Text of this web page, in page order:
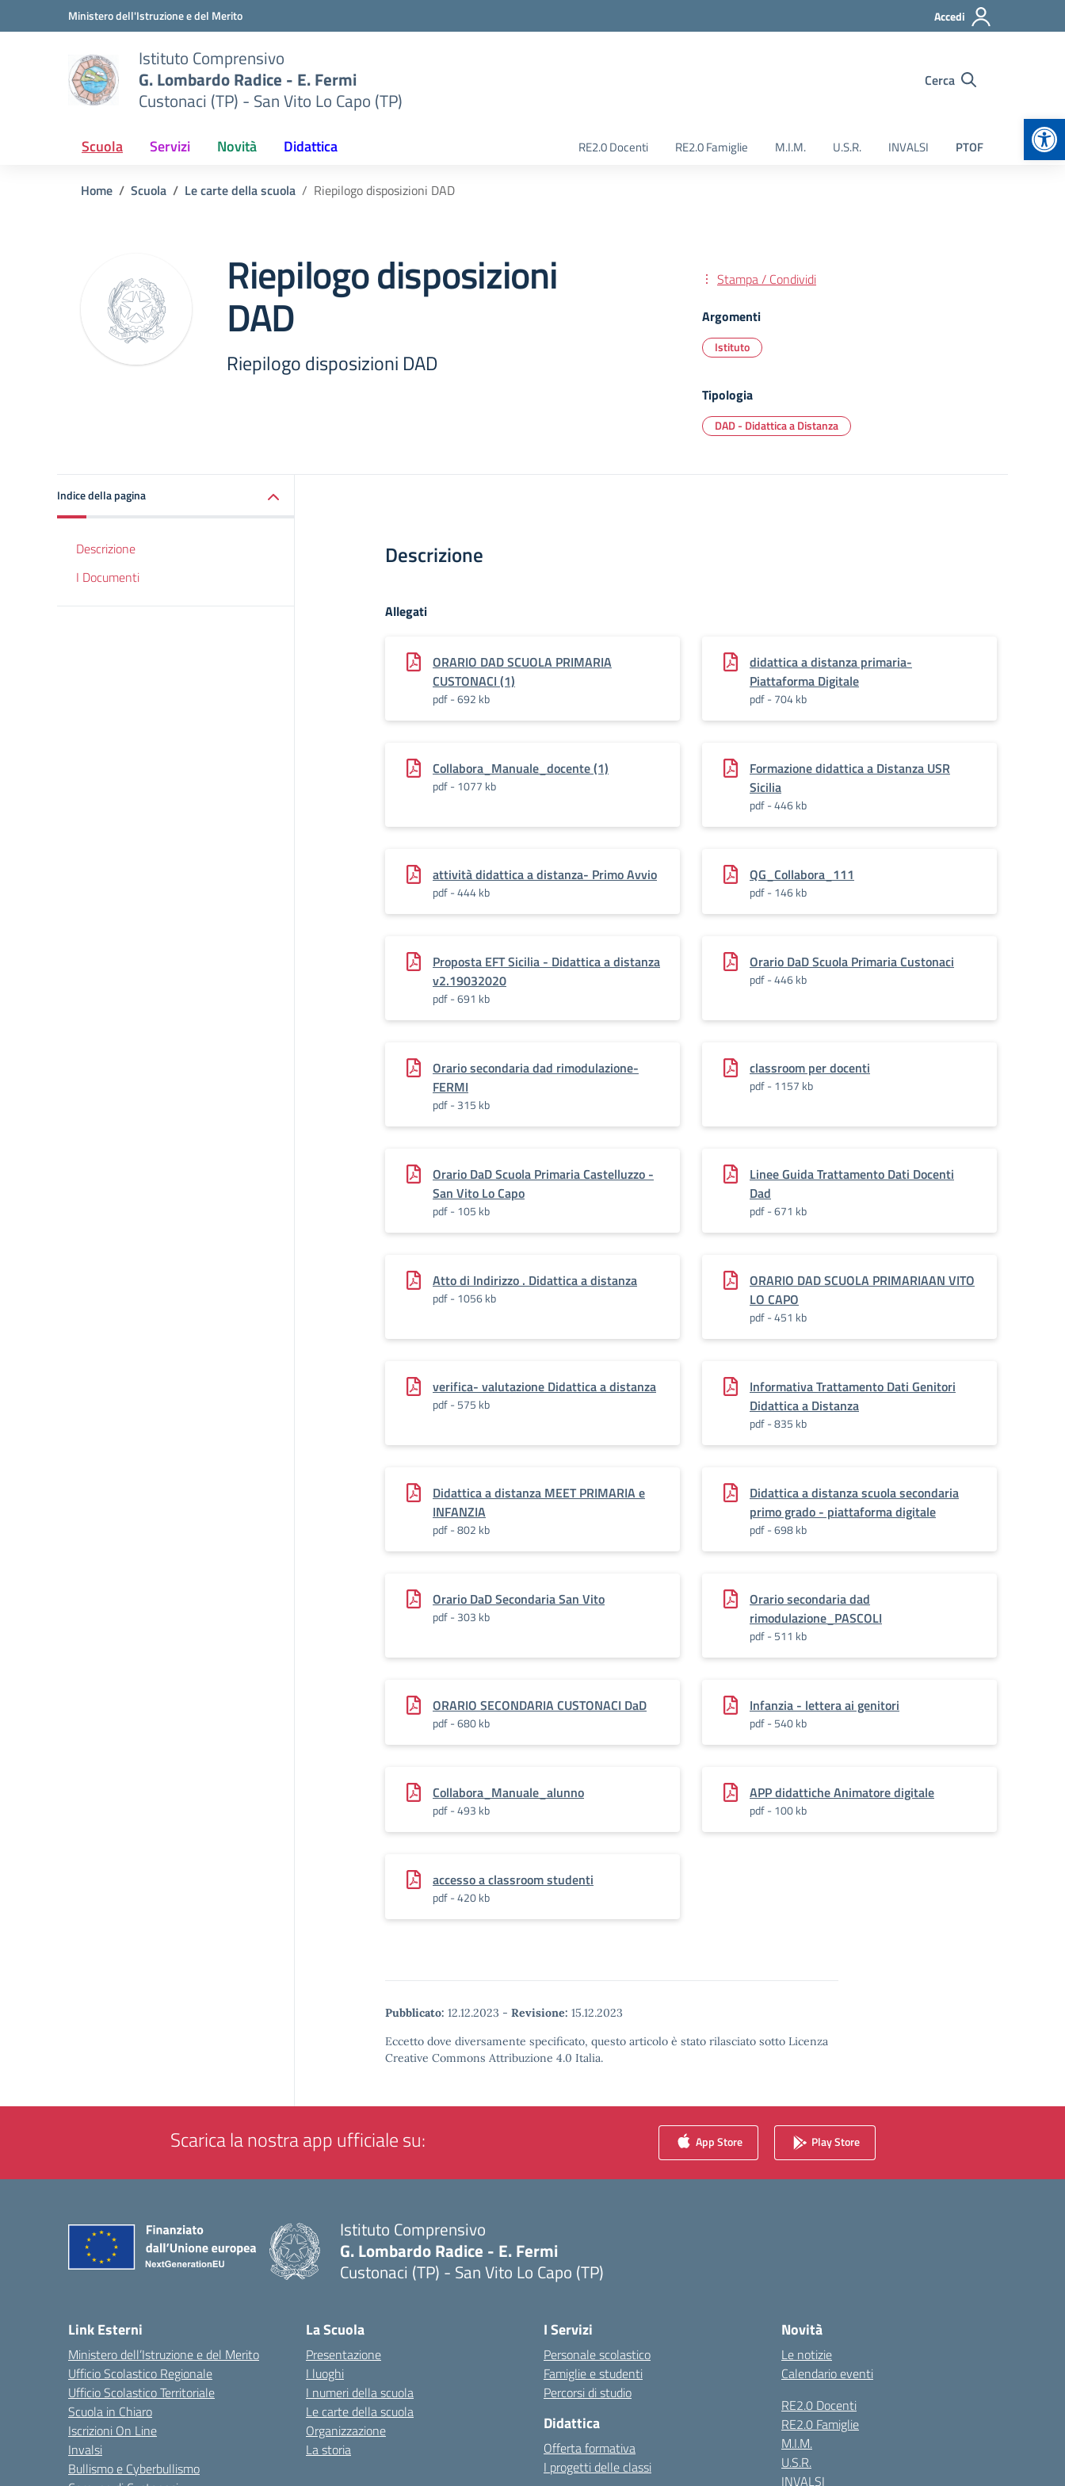
Vai ai contenuti
Vai al menu di navigazioneMinistero dell'Istruzione e del Merito Accedi
Istituto Comprensivo
G. Lombardo Radice - E. Fermi
Custonaci (TP) - San Vito Lo Capo (TP)
Cerca
Scuola Servizi Novità Didattica RE2.0 Docenti RE2.0 Famiglie M.I.M. U.S.R. INVALSI PTOF
Home Scuola Le carte della scuola Riepilogo disposizioni DAD
Riepilogo disposizioni
DAD
Riepilogo disposizioni DAD
Stampa / Condividi
Argomenti
Istituto
Tipologia
DAD - Didattica a Distanza
Indice della pagina
Descrizione
I Documenti
Descrizione
Allegati
ORARIO DAD SCUOLA PRIMARIA
CUSTONACI (1)
pdf - 692 kb
didattica a distanza primaria-
Piattaforma Digitale
pdf - 704 kb
Collabora_Manuale_docente (1)
pdf - 1077 kb
Formazione didattica a Distanza USR
Sicilia
pdf - 446 kb
attività didattica a distanza- Primo Avvio
pdf - 444 kb
QG_Collabora_111
pdf - 146 kb
Proposta EFT Sicilia - Didattica a distanza
v2.19032020
pdf - 691 kb
Orario DaD Scuola Primaria Custonaci
pdf - 446 kb
Orario secondaria dad rimodulazione-
FERMI
pdf - 315 kb
classroom per docenti
pdf - 1157 kb
Orario DaD Scuola Primaria Castelluzzo -
San Vito Lo Capo
pdf - 105 kb
Linee Guida Trattamento Dati Docenti
Dad
pdf - 671 kb
Atto di Indirizzo . Didattica a distanza
pdf - 1056 kb
ORARIO DAD SCUOLA PRIMARIAAN VITO
LO CAPO
pdf - 451 kb
verifica- valutazione Didattica a distanza
pdf - 575 kb
Informativa Trattamento Dati Genitori
Didattica a Distanza
pdf - 835 kb
Didattica a distanza MEET PRIMARIA e
INFANZIA
pdf - 802 kb
Didattica a distanza scuola secondaria
primo grado - piattaforma digitale
pdf - 698 kb
Orario DaD Secondaria San Vito
pdf - 303 kb
Orario secondaria dad
rimodulazione_PASCOLI
pdf - 511 kb
ORARIO SECONDARIA CUSTONACI DaD
pdf - 680 kb
Infanzia - lettera ai genitori
pdf - 540 kb
Collabora_Manuale_alunno
pdf - 493 kb
APP didattiche Animatore digitale
pdf - 100 kb
accesso a classroom studenti
pdf - 420 kb
Pubblicato: 12.12.2023 - Revisione: 15.12.2023
Eccetto dove diversamente specificato, questo articolo è stato rilasciato sotto Licenza
Creative Commons Attribuzione 4.0 Italia.
Scarica la nostra app ufficiale su: App Store Play Store
Istituto Comprensivo
G. Lombardo Radice - E. Fermi
Custonaci (TP) - San Vito Lo Capo (TP)
Link Esterni
Ministero dell’Istruzione e del Merito
Ufficio Scolastico Regionale
Ufficio Scolastico Territoriale
Scuola in Chiaro
Iscrizioni On Line
Invalsi
Bullismo e Cyberbullismo
La Scuola
Presentazione
I luoghi
I numeri della scuola
Le carte della scuola
Organizzazione
La storia
I Servizi
Personale scolastico
Famiglie e studenti
Percorsi di studio
Didattica
Offerta formativa
I progetti delle classi
Novità
Le notizie
Calendario eventi
RE2.0 Docenti
RE2.0 Famiglie
M.I.M.
U.S.R.
INVALSI